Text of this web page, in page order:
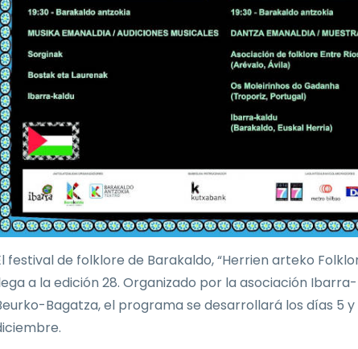
festival de folklore de Barakaldo, “Herrien arteko
a la edición 28. Organizado por la asociación
Bagatza, el programa se desarrollará los días 5 y